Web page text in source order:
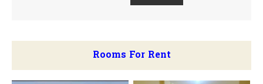
Rooms For Rent